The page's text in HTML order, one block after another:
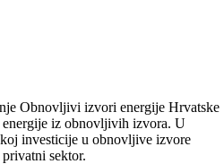
Obnovljivi izvori energije Hrvatske
iz obnovljivih izvora. U
investicije u obnovljive izvore
sektor.